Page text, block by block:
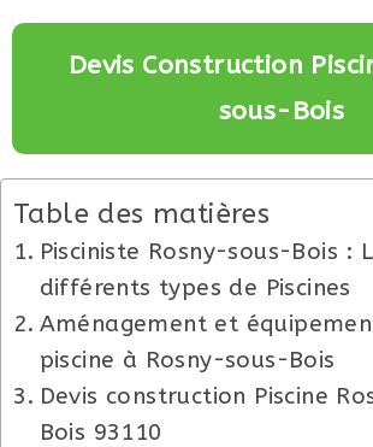
Devis Construction
sous-Bois
Table des matières
Pisciniste Rosny-sous-Bois :
différents types de Piscines
Aménagement et
piscine à Rosny-sous-Bois
Devis construction Piscine
Bois 93110